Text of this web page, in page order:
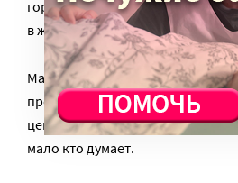
горя, можете знать о людях,
в жизни?
Малышу часто никто не
происходит сейчас и будет
ценностях и интересах детей
мало кто думает.